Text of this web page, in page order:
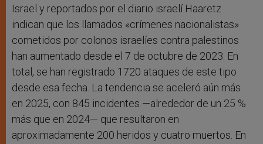
Israel y reportados por el diario israelí Haaretz
indican que los llamados «crímenes nacionalistas»
cometidos por colonos israelíes contra palestinos
han aumentado desde el 7 de octubre de 2023. En
total, se han registrado 1720 ataques de este tipo
desde esa fecha. La tendencia se aceleró aún más
en 2025, con 845 incidentes —alrededor de un 25 %
más que en 2024— que resultaron en
aproximadamente 200 heridos y cuatro muertos. En